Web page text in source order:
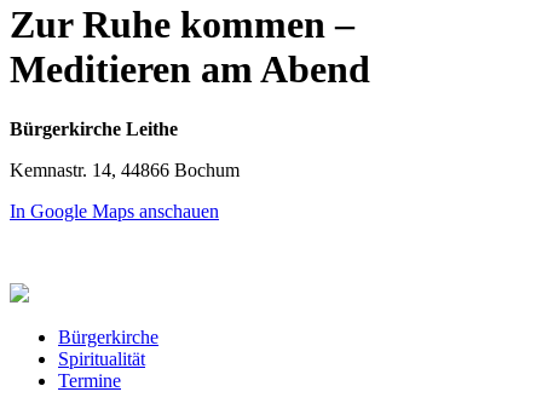
Zur Ruhe kommen –
Meditieren am Abend
Bürgerkirche Leithe
Kemnastr. 14, 44866 Bochum
In Google Maps anschauen
Bürgerkirche
Spiritualität
Termine